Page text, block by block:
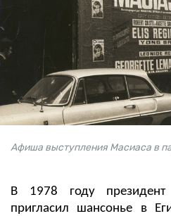
Афиша выступления Масиаса в
В 1978 году
пригласил шансонье в